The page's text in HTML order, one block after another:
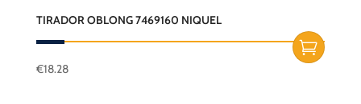
TIRADOR OBLONG 7469160 NIQUEL
€18.28